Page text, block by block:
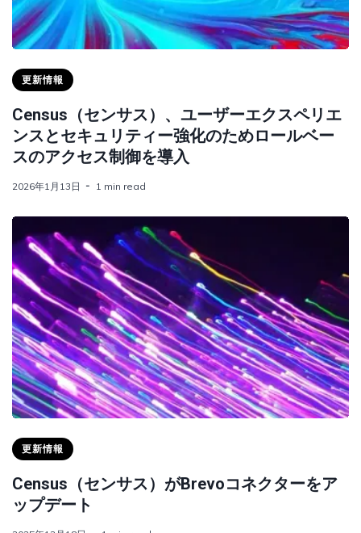
更新情報
Census（センサス）、ユーザーエクスペリエ
ンスとセキュリティー強化のためロールベー
スのアクセス制御を導入
2026年1月13日 1 min read
更新情報
Census（センサス）がBrevoコネクターをア
ップデート